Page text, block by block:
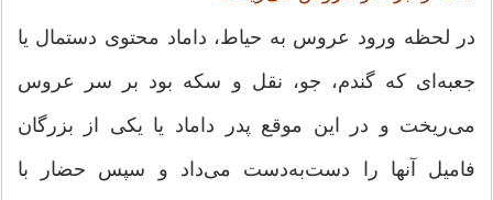
در لحظه ورود عروس به حیاط، داماد محتوى دستمال یا
جعبه‌اى که گندم، جو، نقل و سکه بود بر سر عروس
مى‌ریخت و در این موقع پدر داماد یا یکى از بزرگان
فامیل آنها را دست‌به‌دست مى‌داد و سپس حضار با